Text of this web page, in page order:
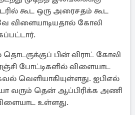
கூட ஒரு அரைசதம் கூட
விளையாடியதால் கோலி
பின் விராட் கோலி
போட்டிகளில் விளையாட
வெளியாகியுள்ளது. ஐபிஎல்
வரும் தென் ஆப்பிரிக்க அணி
உள்ளது.